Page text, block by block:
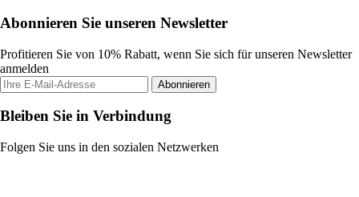
Abonnieren Sie unseren Newsletter
Profitieren Sie von 10% Rabatt, wenn Sie sich für unseren Newsletter
anmelden
Abonnieren
Bleiben Sie in Verbindung
Folgen Sie uns in den sozialen Netzwerken